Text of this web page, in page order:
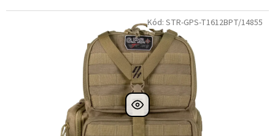
Kód: STR-GPS-T1612BPT/14855